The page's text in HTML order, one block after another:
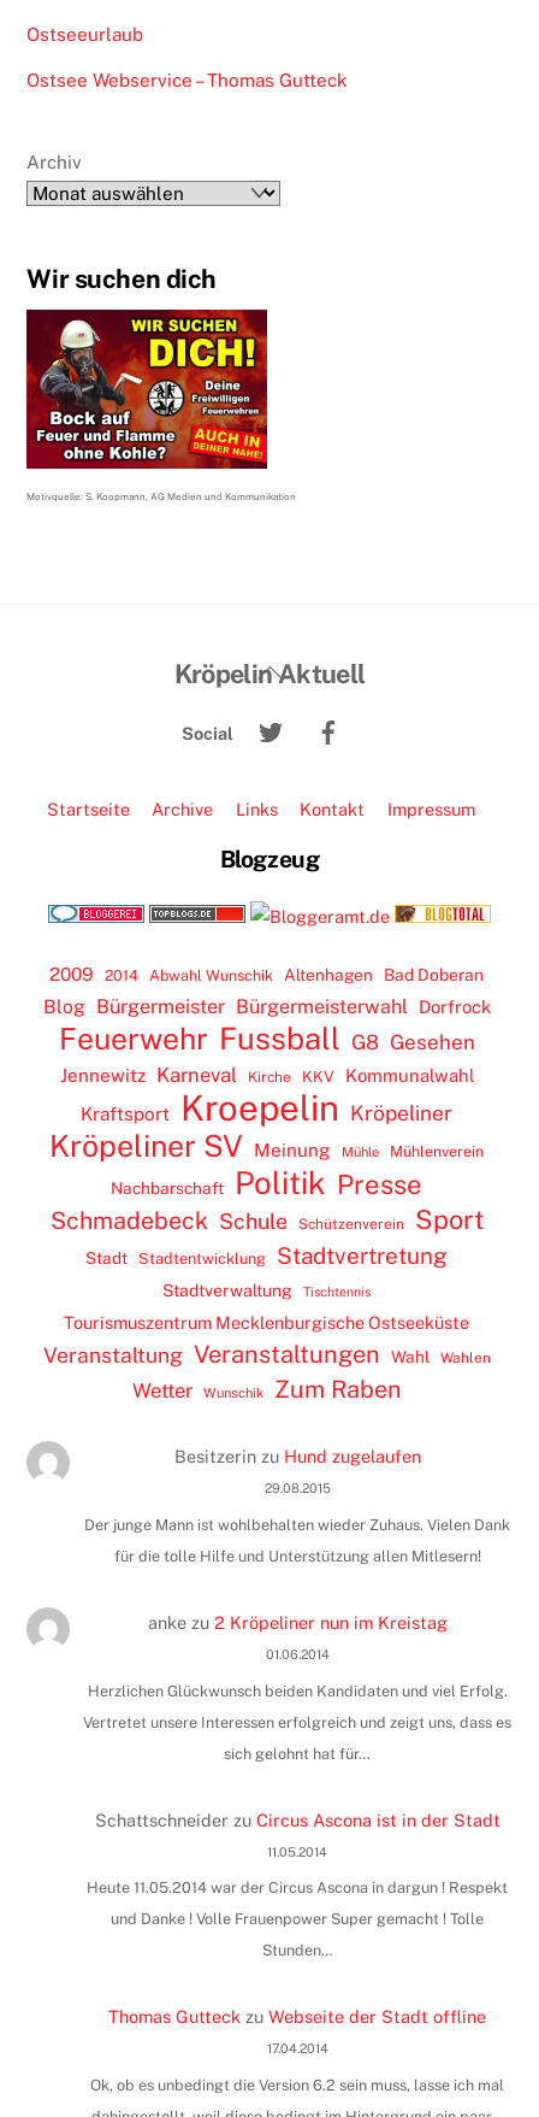
Ostseeurlaub
Ostsee Webservice – Thomas Gutteck
Archiv
Wir suchen dich
Motivquelle: S. Koopmann, AG Medien und Kommunikation
Back
Top
Kröpelin Aktuell
Social
Twitter
Startseite Archive Links Kontakt Impressum
Blogzeug
2009 2014 Abwahl Wunschik Altenhagen Bad Doberan
Blog Bürgermeister Bürgermeisterwahl Dorfrock
Feuerwehr Fussball G8 Gesehen
Jennewitz Karneval Kirche KKV
Kommunalwahl
Kraftsport
Kroepelin Kröpeliner
Kröpeliner SV Meinung Mühle Mühlenverein
Nachbarschaft Politik Presse
Schmadebeck Schule Schützenverein Sport
Stadt Stadtentwicklung Stadtvertretung
Stadtverwaltung Tischtennis
Tourismuszentrum Mecklenburgische Ostseeküste
Veranstaltung Veranstaltungen Wahl Wahlen
Wetter Wunschik Zum Raben
Besitzerinzu Hund zugelaufen
29.08.2015
Der junge Mann ist wohlbehalten wieder Zuhaus. Vielen Dank
für die tolle Hilfe und Unterstützung allen Mitlesern!
ankezu 2 Kröpeliner nun im Kreistag
01.06.2014
Herzlichen Glückwunsch beiden Kandidaten und viel Erfolg.
Vertretet unsere Interessen erfolgreich und zeigt uns, dass es
sich gelohnt hat für…
Schattschneider zu Circus Ascona ist in der Stadt
11.05.2014
Heute 11.05.2014 war der Circus Ascona in dargun ! Respekt
und Danke ! Volle Frauenpower Super gemacht ! Tolle
Stunden…
Thomas Gutteck zuWebseite der Stadt offline
17.04.2014
Ok, ob es unbedingt die Version 6.2 sein muss, lasse ich mal